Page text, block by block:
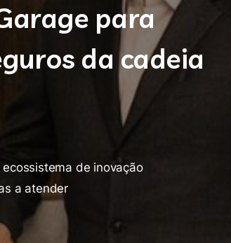
para
da cadeia
de inovação
a atender